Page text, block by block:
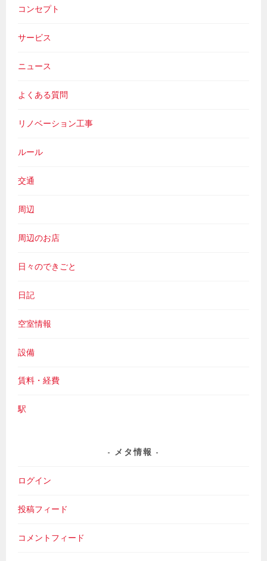
コンセプト
サービス
ニュース
よくある質問
リノベーション工事
ルール
交通
周辺
周辺のお店
日々のできごと
日記
空室情報
設備
賃料・経費
駅
メタ情報
ログイン
投稿フィード
コメントフィード